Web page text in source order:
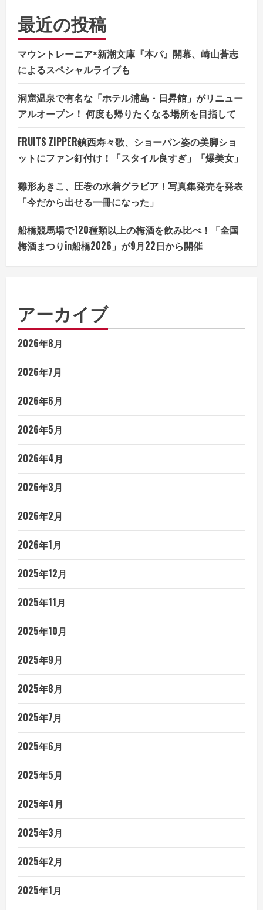
最近の投稿
マウントレーニア×新潮文庫『本パ』開幕、崎山蒼志
によるスペシャルライブも
洞窟温泉で有名な「ホテル浦島・日昇館」がリニュー
アルオープン！ 何度も帰りたくなる場所を目指して
FRUITS ZIPPER鎮西寿々歌、ショーパン姿の美脚ショ
ットにファン釘付け！「スタイル良すぎ」「爆美女」
雛形あきこ、圧巻の水着グラビア！写真集発売を発表
「今だから出せる一冊になった」
船橋競馬場で120種類以上の梅酒を飲み比べ！「全国
梅酒まつりin船橋2026」が9月22日から開催
アーカイブ
2026年8月
2026年7月
2026年6月
2026年5月
2026年4月
2026年3月
2026年2月
2026年1月
2025年12月
2025年11月
2025年10月
2025年9月
2025年8月
2025年7月
2025年6月
2025年5月
2025年4月
2025年3月
2025年2月
2025年1月